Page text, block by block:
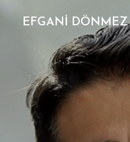
EFGANİ DÖNMEZ